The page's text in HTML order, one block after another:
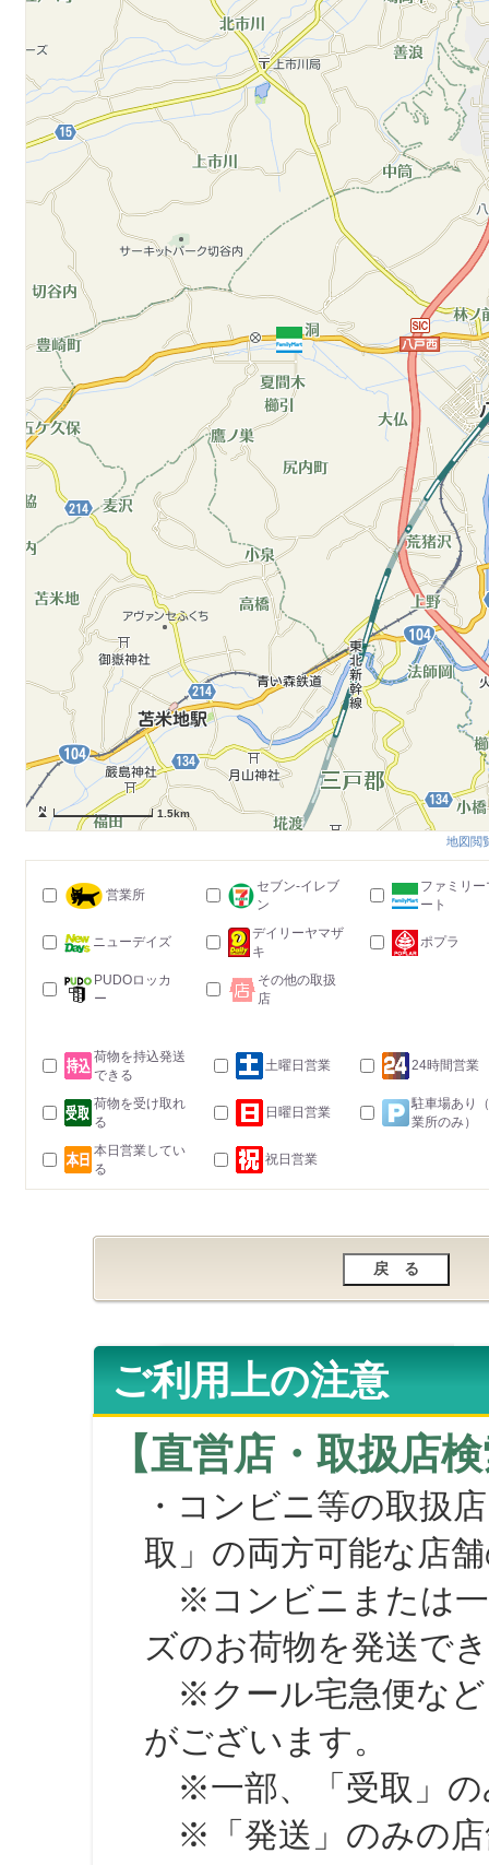
1.5km
地図閲
営業所
セブン-イレブ
ン
ファミリー
ート
ニューデイズ
デイリーヤマザ
キ
ポプラ
PUDOロッカ
ー
その他の取扱
店
荷物を持込発送
できる
土曜日営業 24時間営業
荷物を受け取れ
る
日曜日営業
駐車場あり
業所のみ）
本日営業してい
る
祝日営業
ご利用上の注意
【直営店・取扱店
・コンビニ等の取扱
取」の両方可能な店
※コンビニまたは一
ズのお荷物を発送で
※クール宅急便など
がございます。
※一部、「受取」の
※「発送」のみの店